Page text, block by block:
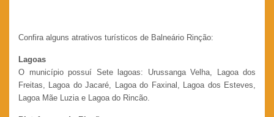
Confira alguns atrativos turísticos de Balneário Rinção:
Lagoas
O município possuí Sete lagoas: Urussanga Velha, Lagoa dos
Freitas, Lagoa do Jacaré, Lagoa do Faxinal, Lagoa dos Esteves,
Lagoa Mãe Luzia e Lagoa do Rincão.